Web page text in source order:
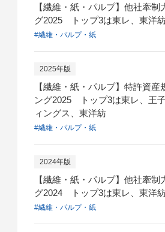
【繊維・紙・パルプ】他社牽制
グ2025 トップ3は東レ、東洋
#繊維・パルプ・紙
2025年版
【繊維・紙・パルプ】特許資産
ング2025 トップ3は東レ、王
ィングス、東洋紡
#繊維・パルプ・紙
2024年版
【繊維・紙・パルプ】他社牽制
グ2024 トップ3は東レ、東洋
#繊維・パルプ・紙